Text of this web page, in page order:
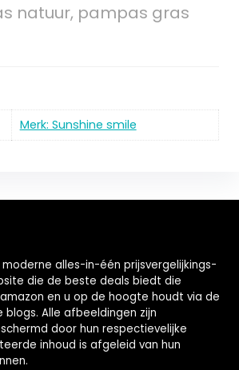
natuur, pampas gras
Merk: Sunshine smile
alles-in-één prijsvergelijkings-
die de beste deals biedt die
en u op de hoogte houdt via de
Alle afbeeldingen zijn
door hun respectievelijke
inhoud is afgeleid van hun